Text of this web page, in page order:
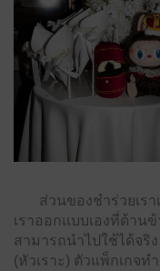
ส่วนของชําร่วยเราเ
เราออกแบบเองที่ด้าน
สามารถนําไปใช้ได้จริ
(หัวเราะ) ตัวแพ็กเกจ